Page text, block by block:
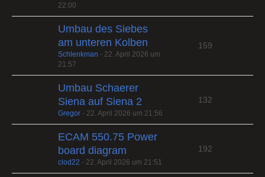
22:00
Umbau des Siebes
am unteren Kolben
Schlenkman - 22. April 2026 um
21:57
159
Umbau Schaerer
Siena auf Siena 2
Gregor - 22. April 2026 um 21:56
132
ECAM 550.75 Power
board diagram
clod22 - 22. April 2026 um 21:51
192